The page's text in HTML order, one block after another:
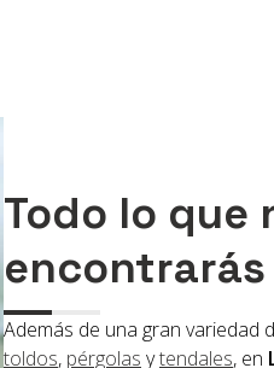
Todo lo que
encontrarás
Además de una gran variedad
toldos, pérgolas ytendales, en